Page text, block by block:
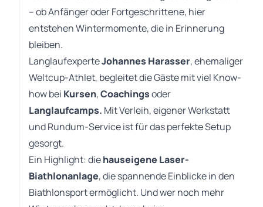
– ob Anfänger oder Fortgeschrittene, hier
entstehen Wintermomente, die in Erinnerung
bleiben.
LanglaufexperteJohannes Harasser, ehemaliger
Weltcup-Athlet, begleitet die Gäste mit viel Know-
how bei Kursen,Coachingsoder
Langlaufcamps. Mit Verleih, eigener Werkstatt
und Rundum-Service ist für das perfekte Setup
gesorgt.
Ein Highlight: diehauseigene Laser-
Biathlonanlage, die spannende Einblicke in den
Biathlonsport ermöglicht. Und wer noch mehr